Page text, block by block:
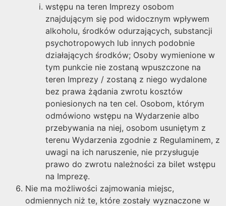
wstępu na teren Imprezy osobom
znajdującym się pod widocznym wpływem
alkoholu, środków odurzających, substancji
psychotropowych lub innych podobnie
działających środków; Osoby wymienione w
tym punkcie nie zostaną wpuszczone na
teren Imprezy / zostaną z niego wydalone
bez prawa żądania zwrotu kosztów
poniesionych na ten cel. Osobom, którym
odmówiono wstępu na Wydarzenie albo
przebywania na niej, osobom usuniętym z
terenu Wydarzenia zgodnie z Regulaminem, z
uwagi na ich naruszenie, nie przysługuje
prawo do zwrotu należności za bilet wstępu
na Imprezę.
Nie ma możliwości zajmowania miejsc,
odmiennych niż te, które zostały wyznaczone w